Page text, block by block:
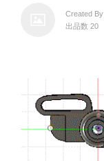
Created By
出品数 20